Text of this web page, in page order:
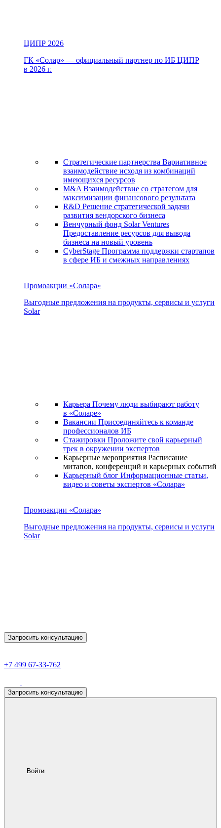
ЦИПР 2026
ГК «Солар» — официальный партнер по ИБ ЦИПР
в 2026 г.
Стратегические партнерства Вариативное
взаимодействие исходя из комбинаций
имеющихся ресурсов
M&A Взаимодействие со стратегом для
максимизации финансового результата
R&D Решение стратегической задачи
развития вендорского бизнеса
Венчурный фонд Solar Ventures
Предоставление ресурсов для вывода
бизнеса на новый уровень
CyberStage Программа поддержки стартапов
в сфере ИБ и смежных направлениях
Промоакции «Солара»
Выгодные предложения на продукты, сервисы и услуги
Solar
Карьера Почему люди выбирают работу
в «Соларе»
Вакансии Присоединяйтесь к команде
профессионалов ИБ
Стажировки Проложите свой карьерный
трек в окружении экспертов
Карьерные мероприятия Расписание
митапов, конференций и карьерных событий
Карьерный блог Информационные статьи,
видео и советы экспертов «Солара»
Промоакции «Солара»
Выгодные предложения на продукты, сервисы и услуги
Solar
Запросить консультацию
+7 499 67-33-762
Запросить консультацию
Войти